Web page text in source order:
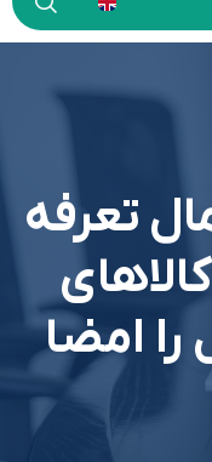
تعرفه
را امضا